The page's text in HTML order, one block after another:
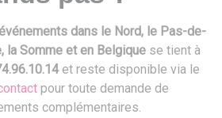
dans le Nord, le Pas-de-
la Somme et en Belgique se tient à
et reste disponible via le
pour toute demande de
complémentaires.